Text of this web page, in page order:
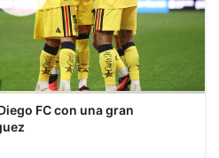
FC con una gran